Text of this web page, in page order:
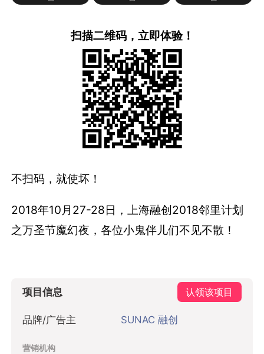
扫描二维码，立即体验！
不扫码，就使坏！
2018年10月27-28日，上海融创2018邻里计划
之万圣节魔幻夜，各位小鬼伴儿们不见不散！
项目信息 认领该项目
品牌/广告主 SUNAC 融创
营销机构